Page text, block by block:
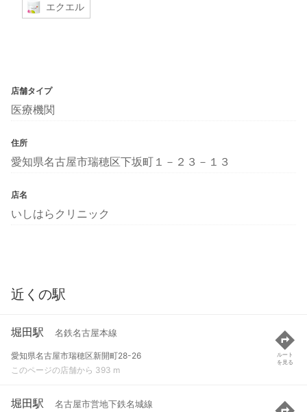
エクエル
店舗タイプ
医療機関
住所
愛知県名古屋市瑞穂区下坂町１－２３－１３
店名
いしはらクリニック
近くの駅
堀田駅 名鉄名古屋本線
愛知県名古屋市瑞穂区新開町28-26
このページの店舗から 393 m
ルート
を見る
堀田駅 名古屋市営地下鉄名城線